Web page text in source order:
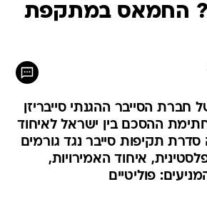
החמאס במתקפת
הסייבר ההגנתי סייבריזן
ההסכם בין ישראל לאיחוד
סדרת תקיפות סייבר נגד גורמים
איחוד האמירויות,
פוליטיים